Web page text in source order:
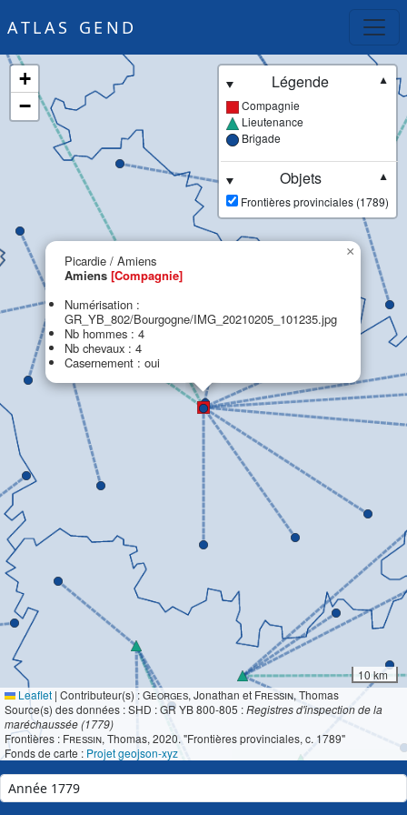
ATLAS GEND
Picardie / Amiens
Amiens [Compagnie]
Numérisation :
GR_YB_802/Bourgogne/IMG_20210205_101235.jpg
Nb hommes : 4
Nb chevaux : 4
Casernement : oui
×
+
−
Légende
▼
Compagnie
Lieutenance
Brigade
Objets
▼
Frontières provinciales (1789)
10 km
Leaflet | Contributeur(s) :Georges, Jonathan et Fressin, Thomas
Source(s) des données : SHD : GR YB 800-805 :Registres d'inspection de la
maréchaussée (1779)
Frontières : Fressin, Thomas, 2020. "Frontières provinciales, c. 1789"
Fonds de carte : Projet geojson-xyz